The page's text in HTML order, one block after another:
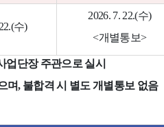
수)
2026. 7. 22.(수)
<개별통보>
업단장 주관으로 실시
며, 불합격 시 별도 개별통보 없음